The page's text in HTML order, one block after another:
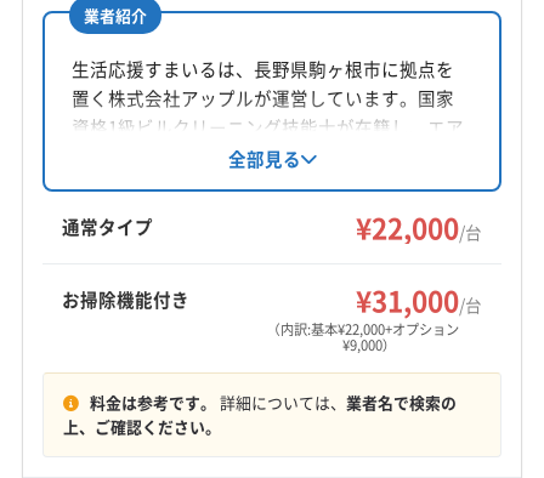
所在地
長野県塩尻市
対応地域
安曇野市 伊那市
駒ヶ根市
松本市 諏訪市 大町市
下伊那郡阿智村
下伊那郡阿南町
下伊那郡喬木村
下伊那郡泰阜村
下伊那郡売木村
下伊那郡豊丘村
定休日
なし
業者紹介
生活応援すまいるは、長野県駒ヶ根市に拠点を
置く株式会社アップルが運営しています。国家
資格1級ビルクリーニング技能士が在籍し、エア
コンクリーニングを提供。損害保険加入済み
で、万が一の時も安心です。清掃には自社開発
のマイナスイオン水を使用。メッセージ対応
で、最初から最後まで記録が残る点も特徴で
全部見る
通常タイプ ¥22,000/台
お掃除機能付き ¥31,000/台
（内訳:基本¥22,000+オプション
¥9,000）
料金は参考です。 詳細については、 業者名で検索の
上、ご確認ください。